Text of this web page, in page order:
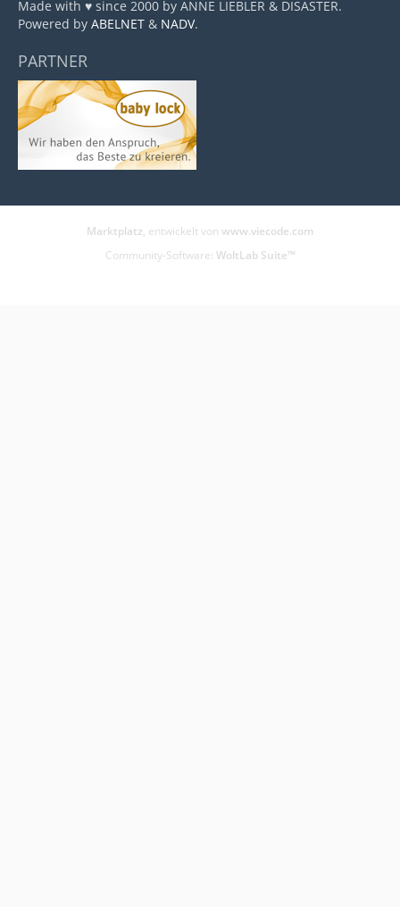
Made with ♥ since 2000 by ANNE LIEBLER & DISASTER.
Powered by ABELNET & NADV.
PARTNER
Marktplatz, entwickelt von www.viecode.com
Community-Software: WoltLab Suite™